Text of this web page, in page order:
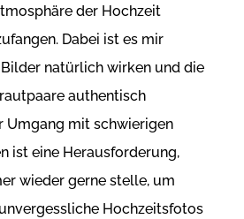
der Hochzeit
Dabei ist es mir
natürlich wirken und die
authentisch
Umgang mit schwierigen
ist eine Herausforderung,
wieder gerne stelle, um
Hochzeitsfotos